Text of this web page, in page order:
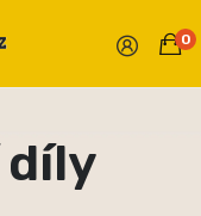
0
díly